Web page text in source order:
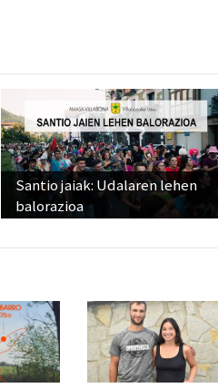
Santio jaiak: Udalaren lehen
balorazioa